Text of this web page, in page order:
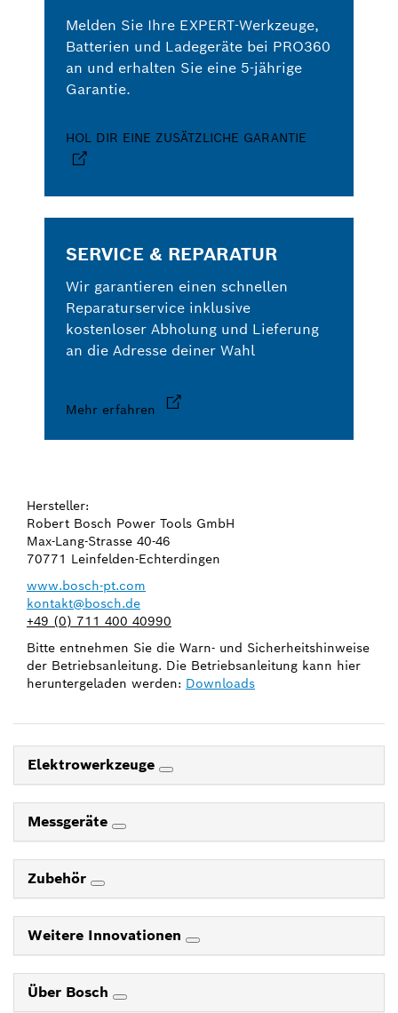
Melden Sie Ihre EXPERT-Werkzeuge,
Batterien und Ladegeräte bei PRO360
an und erhalten Sie eine 5-jährige
Garantie.
HOL DIR EINE ZUSÄTZLICHE GARANTIE
SERVICE & REPARATUR
Wir garantieren einen schnellen
Reparaturservice inklusive
kostenloser Abholung und Lieferung
an die Adresse deiner Wahl
Mehr erfahren
Hersteller:
Robert Bosch Power Tools GmbH
Max-Lang-Strasse 40-46
70771 Leinfelden-Echterdingen
www.bosch-pt.com
kontakt@bosch.de
+49 (0) 711 400 40990
Bitte entnehmen Sie die Warn- und Sicherheitshinweise
der Betriebsanleitung. Die Betriebsanleitung kann hier
heruntergeladen werden: Downloads
Elektrowerkzeuge
Messgeräte
Zubehör
Weitere Innovationen
Über Bosch